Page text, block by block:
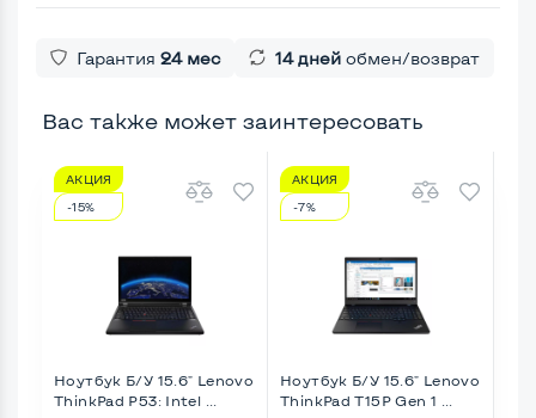
Гарантия 24 мес 14 дней обмен/возврат
Вас также может заинтересовать
АКЦИЯ
-15%
Ноутбук Б/У 15.6" Lenovo
ThinkPad P53: Intel ...
АКЦИЯ
-7%
Ноутбук Б/У 15.6" Lenovo
ThinkPad T15P Gen 1 ...